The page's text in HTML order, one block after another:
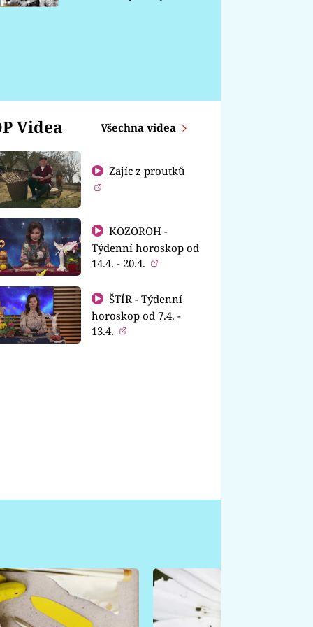
Videa Všechna videa
Zajíc z proutků
KOZOROH -
Týdenní horoskop od
14.4. - 20.4.
ŠTÍR - Týdenní
horoskop od 7.4. -
13.4.